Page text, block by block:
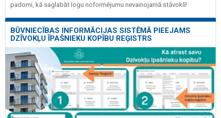
padomi, kā saglabāt logu noformējumu nevainojamā stāvoklī!
BŪVNIECĪBAS INFORMĀCIJAS SISTĒMĀ PIEEJAMS
DZĪVOKĻU ĪPAŠNIEKU KOPĪBU REĢISTRS